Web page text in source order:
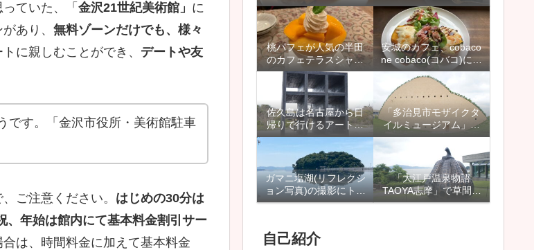
ていた、「 金沢21世紀美術館」 に
あり、 無料ゾーンだけでも、様々
に親しむことができ、 デートや友
です。「金沢市役所・美術館駐車
ご注意ください。 はじめの30分は
、年始は館内にて基本料金割引サー
は、時間料金に加えて基本料金
チを頂きました【名古
屋市天白区、植田本
町】
行ってきました【西尾
市吉良町、上横須賀駅
近く】
桃パフェが人気の半田
のカフェテラスシャン
ドールに行ってきまし
た【愛知県半田市】
安城のカフェ、cobaco
ne cobaco(コバコ)にラ
ンチに行ってきました
【愛知県安城市】
佐久島は名古屋から日
帰りで行けるアートの
島で、家族旅行やデー
ト、観光にもおすすめ
【愛知県】
「多治見市モザイクタ
イルミュージアム」は
雨の日も楽しめるイン
スタ映えスポット
ガマニ塩湖(リフレクシ
ョン写真)の撮影にトラ
イしたり、竹島周辺を
「大江戸温泉物語
TAOYA志摩」で草間彌
生さんの「南瓜」に出
自己紹介